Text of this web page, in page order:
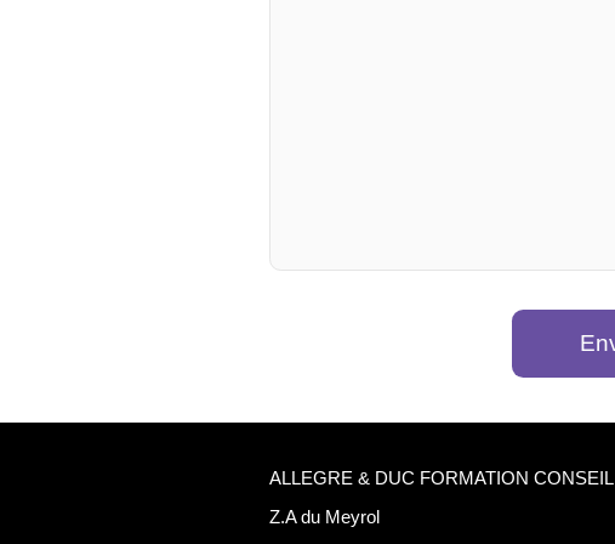
ALLEGRE & DUC FORMATION CONSEIL
Z.A du Meyrol